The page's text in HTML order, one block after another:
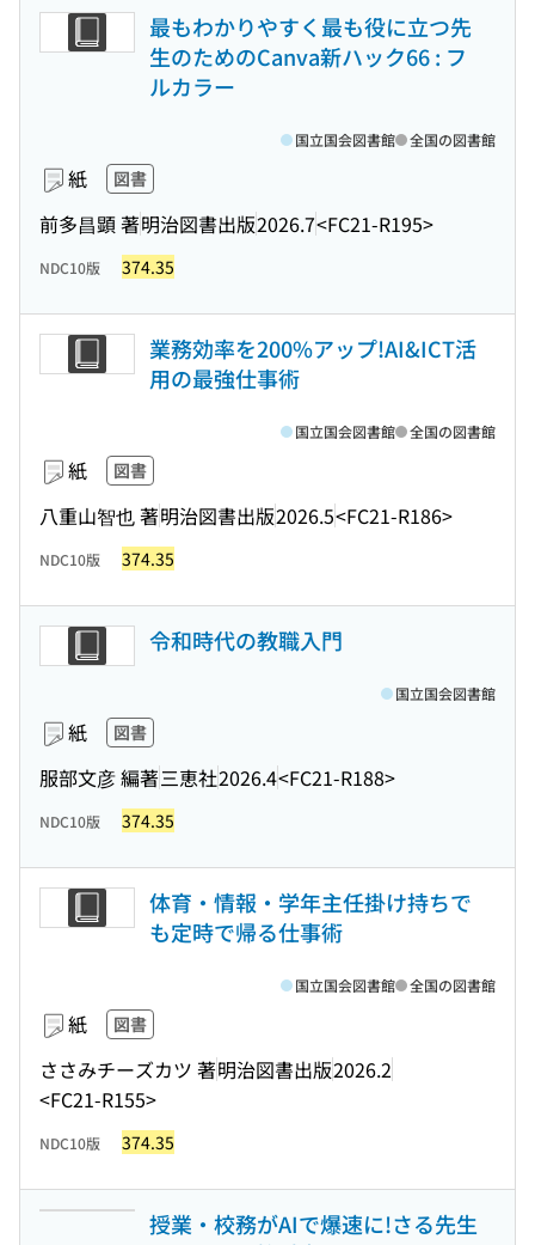
最もわかりやすく最も役に立つ先
生のためのCanva新ハック66 : フ
ルカラー
紙 図書
前多昌顕 著明治図書出版2026.7<FC21-R195>
国立国会図書館 全国の図書館
NDC10版 374.35
業務効率を200%アップ!AI&ICT活
用の最強仕事術
紙 図書
八重山智也 著明治図書出版2026.5<FC21-R186>
国立国会図書館 全国の図書館
NDC10版 374.35
令和時代の教職入門
紙 図書
服部文彦 編著三恵社2026.4<FC21-R188>
国立国会図書館
NDC10版 374.35
体育・情報・学年主任掛け持ちで
も定時で帰る仕事術
紙 図書
ささみチーズカツ 著明治図書出版2026.2
<FC21-R155>
国立国会図書館 全国の図書館
NDC10版 374.35
授業・校務がAIで爆速に!さる先生